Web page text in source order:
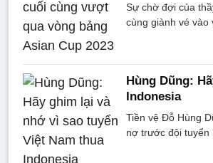
Sự chờ đợi của
cùng giành vé vào
Hùng Dũng:
Indonesia
Tiền vệ Đỗ Hùng
nợ trước đội tuyển